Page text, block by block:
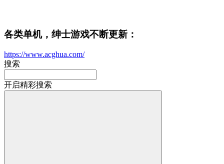
各类单机，绅士游戏不断更新：
https://www.acghua.com/
搜索
开启精彩搜索